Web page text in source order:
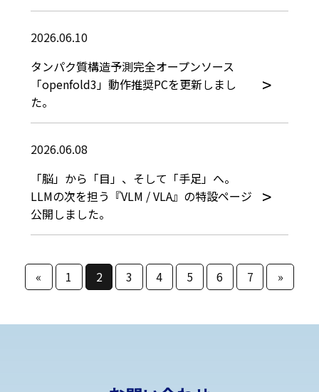
2026.06.10
タンパク質構造予測完全オープンソース
「openfold3」動作推奨PCを更新しまし
た。
2026.06.08
「脳」から「目」、そして「手足」へ。
LLMの次を担う『VLM / VLA』の特設ページ
公開しました。
« 1 2 3 4 5 6 7 »